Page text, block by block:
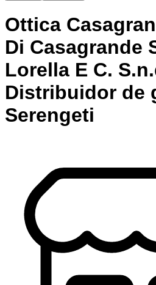
Ottica
Di Casagrande
Lorella E C.
Distribuidor de
Serengeti